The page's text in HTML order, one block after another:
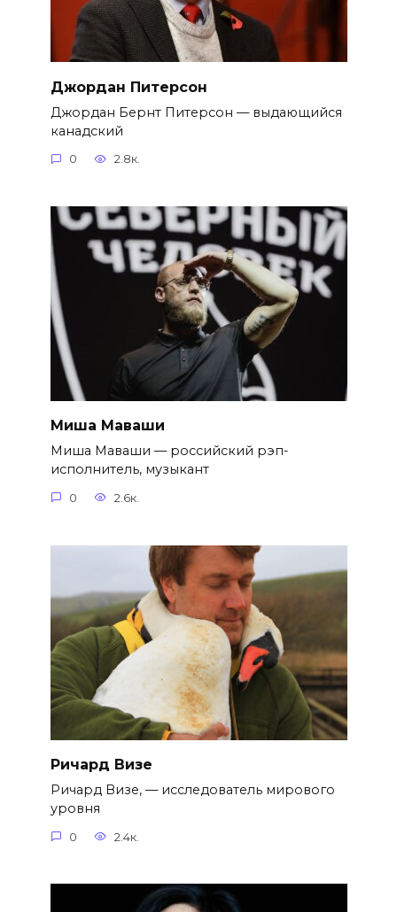
Джордан Питерсон
Джордан Бернт Питерсон — выдающийся
канадский
0 2.8к.
Миша Маваши
Миша Маваши — российский рэп-
исполнитель, музыкант
0 2.6к.
Ричард Визе
Ричард Визе, — исследователь мирового
уровня
0 2.4к.